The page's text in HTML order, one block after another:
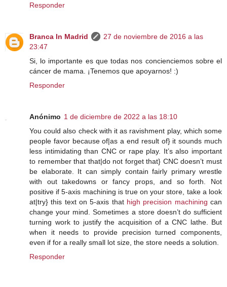
Responder
Branca In Madrid
27 de noviembre de 2016 a las
23:47
Si, lo importante es que todas nos concienciemos sobre el
cáncer de mama. ¡Tenemos que apoyarnos! :)
Responder
Anónimo 1 de diciembre de 2022 a las 18:10
You could also check with it as ravishment play, which some
people favor because of|as a end result of} it sounds much
less intimidating than CNC or rape play. It’s also important
to remember that that|do not forget that} CNC doesn’t must
be elaborate. It can simply contain fairly primary wrestle
with out takedowns or fancy props, and so forth. Not
positive if 5-axis machining is true on your store, take a look
at|try} this text on 5-axis that high precision machining can
change your mind. Sometimes a store doesn’t do sufficient
turning work to justify the acquisition of a CNC lathe. But
when it needs to provide precision turned components,
even if for a really small lot size, the store needs a solution.
Responder